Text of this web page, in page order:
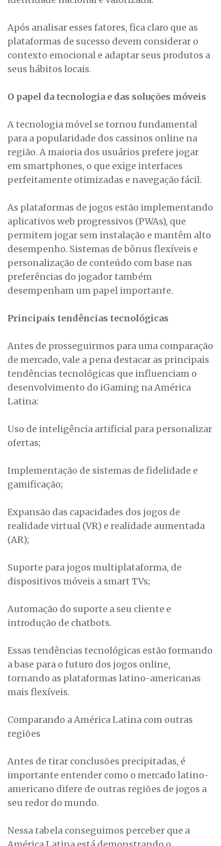
Após analisar esses fatores, fica claro que as
plataformas de sucesso devem considerar o
contexto emocional e adaptar seus produtos a
seus hábitos locais.
O papel da tecnologia e das soluções móveis
A tecnologia móvel se tornou fundamental
para a popularidade dos cassinos online na
região. A maioria dos usuários prefere jogar
em smartphones, o que exige interfaces
perfeitamente otimizadas e navegação fácil.
As plataformas de jogos estão implementando
aplicativos web progressivos (PWAs), que
permitem jogar sem instalação e mantêm alto
desempenho. Sistemas de bônus flexíveis e
personalização de conteúdo com base nas
preferências do jogador também
desempenham um papel importante.
Principais tendências tecnológicas
Antes de prosseguirmos para uma comparação
de mercado, vale a pena destacar as principais
tendências tecnológicas que influenciam o
desenvolvimento do iGaming na América
Latina:
Uso de inteligência artificial para personalizar
ofertas;
Implementação de sistemas de fidelidade e
gamificação;
Expansão das capacidades dos jogos de
realidade virtual (VR) e realidade aumentada
(AR);
Suporte para jogos multiplataforma, de
dispositivos móveis a smart TVs;
Automação do suporte a seu cliente e
introdução de chatbots.
Essas tendências tecnológicas estão formando
a base para o futuro dos jogos online,
tornando as plataformas latino-americanas
mais flexíveis.
Comparando a América Latina com outras
regiões
Antes de tirar conclusões precipitadas, é
importante entender como o mercado latino-
americano difere de outras regiões de jogos a
seu redor do mundo.
Nessa tabela conseguimos perceber que a